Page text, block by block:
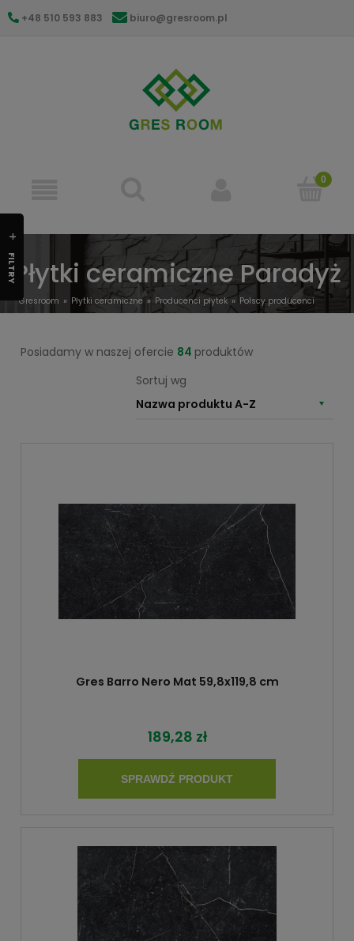
+48 510 593 883 biuro@gresroom.pl
Gresroom Płytki ceramiczne Producenci płytek
Polscy producenci
Płytki ceramiczne Paradyż
Posiadamy w naszej ofercie 84 produktów
Sortuj wg
Nazwa produktu A-Z
Gres Barro Nero Mat 59,8x119,8 cm
189,28 zł
SPRAWDŹ PRODUKT
FILTRY